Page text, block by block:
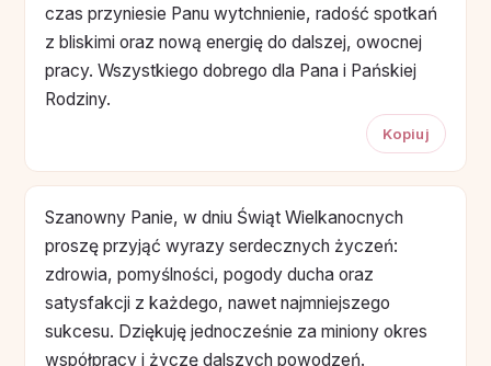
czas przyniesie Panu wytchnienie, radość spotkań
z bliskimi oraz nową energię do dalszej, owocnej
pracy. Wszystkiego dobrego dla Pana i Pańskiej
Rodziny.
Kopiuj
Szanowny Panie, w dniu Świąt Wielkanocnych
proszę przyjąć wyrazy serdecznych życzeń:
zdrowia, pomyślności, pogody ducha oraz
satysfakcji z każdego, nawet najmniejszego
sukcesu. Dziękuję jednocześnie za miniony okres
współpracy i życzę dalszych powodzeń.